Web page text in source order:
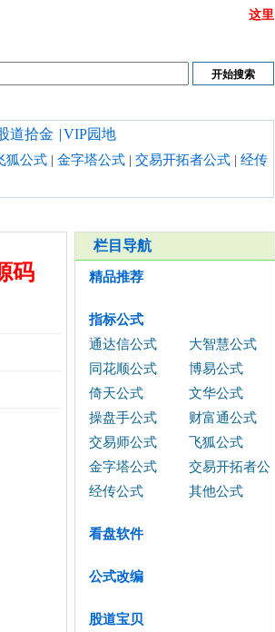
这里
道拾金 |VIP园地
狐公式 | 金字塔公式 | 交易开拓者公式 | 经传
码
栏目导航
精品推荐
指标公式
通达信公式
大智慧公式
同花顺公式
博易公式
倚天公式
文华公式
操盘手公式
财富通公式
交易师公式
飞狐公式
金字塔公式
交易开拓者公
式
经传公式 其他公式
看盘软件
公式改编
股道宝贝